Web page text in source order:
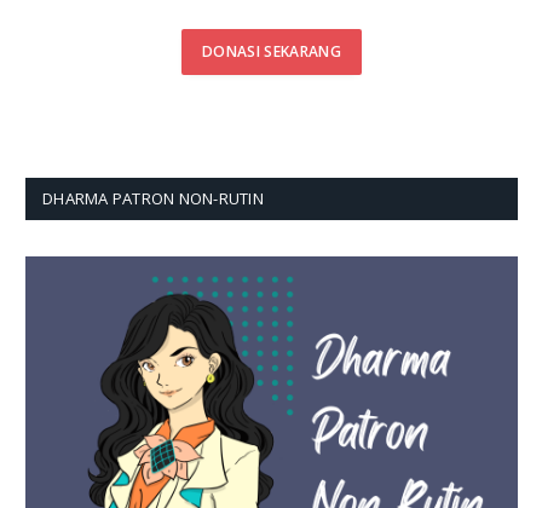
DONASI SEKARANG
DHARMA PATRON NON-RUTIN